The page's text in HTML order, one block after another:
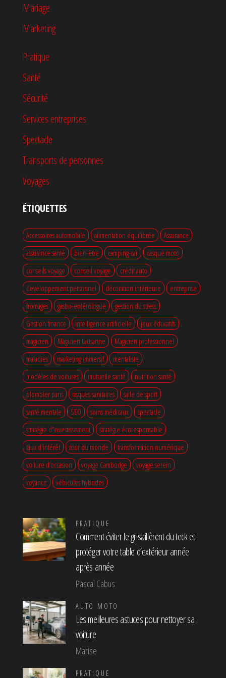
Mariage
Marketing
Pratique
Santé
Sécurité
Services entreprises
Spectacle
Transports de personnes
Voyages
ÉTIQUETTES
Accessoires automobile alimentation équilibrée
Assurance
assurance santé
bien-être camping-car
casque moto
conseils voyage
conseil voyage
crédit auto
developpement personnel
décoration intérieure
entreprise
fromages
gastro-entérologue
gestion du stress
Gestion finance
intelligence artificielle
jeux éducatifs
magicien
Magicien Lausanne
Magicien professionnel
maladies
marketing immersif
mentaliste
modèles de voitures
mutuelle santé
nutrition santé
plombier paris
risques sanitaires
salle de sport
santé mentale
SEO soins médicaux
spectacle
stratégie d'investissement
stratégie écoresponsable
taux d'intérêt
tour du monde
transformation numérique
voiture d’occasion
voyage Cambodge
voyage serein
voyance
véhicules hybrides
PRATIQUE
Comment éviter le grisaillèrent du teck et
protéger votre table d’extérieur année
après année
Pascal Cabus
AUTO MOTO
Les meilleures astuces pour nettoyer sa
voiture
Marise
PRATIQUE